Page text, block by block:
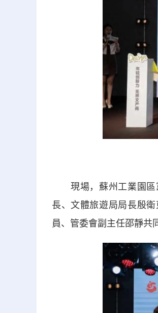
現場，蘇州工業園區
長、文體旅遊局局長殷
員、管委會副主任邵靜共